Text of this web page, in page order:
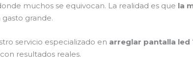
muchos se equivocan. La realidad es que la
gasto grande.
servicio especializado en arreglar pantalla led
resultados reales.